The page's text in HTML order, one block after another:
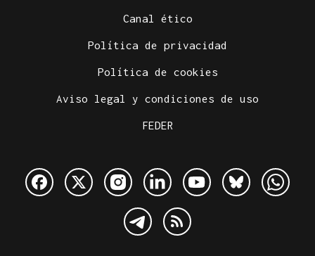
Canal ético
Política de privacidad
Política de cookies
Aviso legal y condiciones de uso
FEDER